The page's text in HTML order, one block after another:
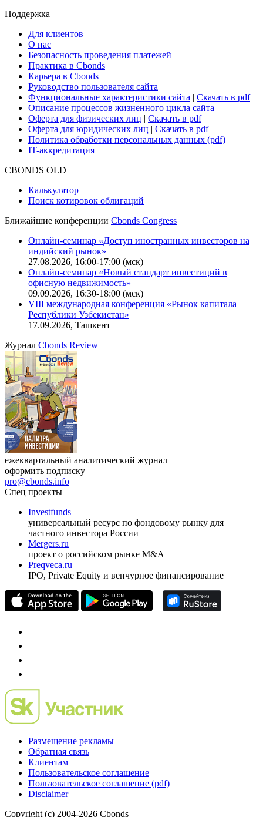
Поддержка
Для клиентов
О нас
Безопасность проведения платежей
Практика в Cbonds
Карьера в Cbonds
Руководство пользователя сайта
Функциональные характеристики сайта | Скачать в pdf
Описание процессов жизненного цикла сайта
Оферта для физических лиц | Скачать в pdf
Оферта для юридических лиц | Скачать в pdf
Политика обработки персональных данных (pdf)
IT-аккредитация
CBONDS OLD
Калькулятор
Поиск котировок облигаций
Ближайшие конференции Cbonds Congress
Онлайн-семинар «Доступ иностранных инвесторов на
индийский рынок»
27.08.2026, 16:00-17:00 (мск)
Онлайн-семинар «Новый стандарт инвестиций в
офисную недвижимость»
09.09.2026, 16:30-18:00 (мск)
VIII международная конференция «Рынок капитала
Республики Узбекистан»
17.09.2026, Ташкент
Журнал Cbonds Review
ежеквартальный аналитический журнал
оформить подписку
pro@cbonds.info
Спец проекты
Investfunds
универсальный ресурс по фондовому рынку для
частного инвестора России
Mergers.ru
проект о российском рынке M&A
Preqveca.ru
IPO, Private Equity и венчурное финансирование
Размещение рекламы
Обратная связь
Клиентам
Пользовательское соглашение
Пользовательское соглашение (pdf)
Disclaimer
Copyright (c) 2004-2026 Cbonds